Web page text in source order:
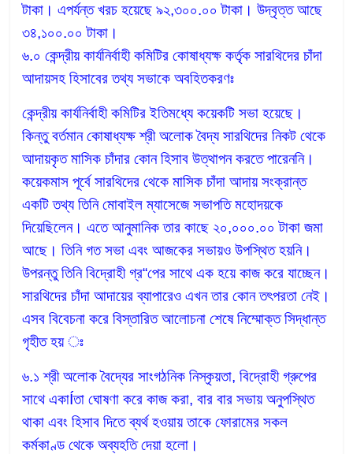
টাকা। এপর্যন্ত খরচ হয়েছে ৯২,৩০০.০০ টাকা। উদ্বৃত্ত আছে
৩৪,১০০.০০ টাকা।
৬.০ কেন্দ্রীয় কার্যনির্বাহী কমিটির কোষাধ্যক্ষ কর্তৃক সারথিদের চাঁদা
আদায়সহ হিসাবের তথ্য সভাকে অবহিতকরণঃ
কেন্দ্রীয় কার্যনির্বাহী কমিটির ইতিমধ্যে কয়েকটি সভা হয়েছে।
কিন্তু বর্তমান কোষাধ্যক্ষ শ্রী অলোক বৈদ্য সারথিদের নিকট থেকে
আদায়কৃত মাসিক চাঁদার কোন হিসাব উত্থাপন করতে পারেননি।
কয়েকমাস পূর্বে সারথিদের থেকে মাসিক চাঁদা আদায় সংক্রান্ত
একটি তথ্য তিনি মোবাইল ম্যাসেজে সভাপতি মহোদয়কে
দিয়েছিলেন। এতে আনুমানিক তার কাছে ২০,০০০.০০ টাকা জমা
আছে। তিনি গত সভা এবং আজকের সভায়ও উপস্থিত হয়নি।
উপরন্তু তিনি বিদ্রোহী গ্র“পের সাথে এক হয়ে কাজ করে যাচ্ছেন।
সারথিদের চাঁদা আদায়ের ব্যাপারেও এখন তার কোন তৎপরতা নেই।
এসব বিবেচনা করে বিস্তারিত আলোচনা শেষে নিম্মোক্ত সিদ্ধান্ত
গৃহীত হয় ঃ
৬.১ শ্রী অলোক বৈদ্যের সাংগঠনিক নিস্কৃয়তা, বিদ্রোহী গ্রুপের
সাথে একাÍতা ঘোষণা করে কাজ করা, বার বার সভায় অনুপস্থিত
থাকা এবং হিসাব দিতে ব্যর্থ হওয়ায় তাকে ফোরামের সকল
কর্মকাণ্ড থেকে অব্যহতি দেয়া হলো।